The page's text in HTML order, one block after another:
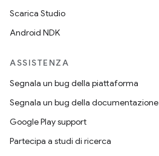
Scarica Studio
Android NDK
ASSISTENZA
Segnala un bug della piattaforma
Segnala un bug della documentazione
Google Play support
Partecipa a studi di ricerca